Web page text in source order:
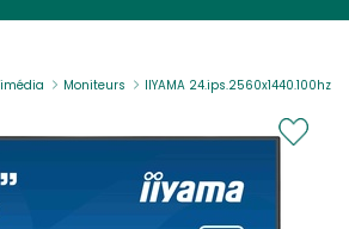
Moniteurs IIYAMA